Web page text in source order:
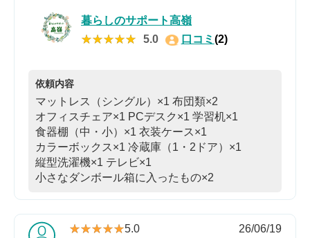
暮らしのサポート高嶺
★★★★★
★★★★★ 5.0 口コミ (2)
依頼内容
マットレス（シングル）×1 布団類×2
オフィスチェア×1 PCデスク×1 学習机×1
食器棚（中・小）×1 衣装ケース×1
カラーボックス×1 冷蔵庫（1・2ドア）×1
縦型洗濯機×1 テレビ×1
小さなダンボール箱に入ったもの×2
★★★★★
★★★★★5.0
26/06/19